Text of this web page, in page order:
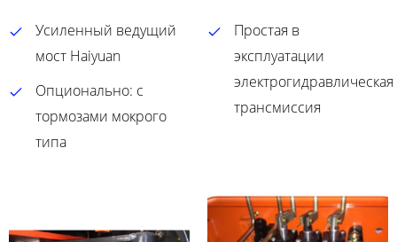
Усиленный ведущий
мост Haiyuan
Опционально: с
тормозами мокрого
типа
Простая в
эксплуатации
электрогидравлическая
трансмиссия